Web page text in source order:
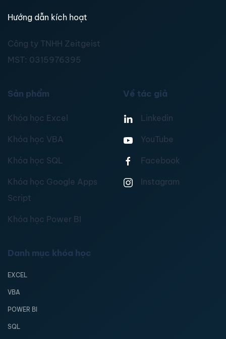
Hướng dẫn kích hoạt
Công ty TNHH Zeitgeist
MST: 0315976395
Sản phẩm
Khóa học Excel
Khóa học VBA
Khóa học SQL
Khóa học Google Apps
Script
Khóa học Power BI
Về tác giả
Linkedin
YouTube
Facebook
Instagram
Danh mục khóa học
EXCEL
VBA
POWER BI
SQL